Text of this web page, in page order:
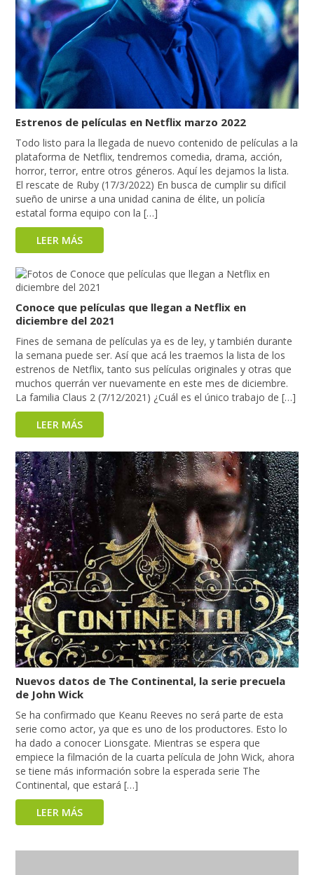
Estrenos de películas en Netflix marzo 2022
Todo listo para la llegada de nuevo contenido de películas a la
plataforma de Netflix, tendremos comedia, drama, acción,
horror, terror, entre otros géneros. Aquí les dejamos la lista.
El rescate de Ruby (17/3/2022) En busca de cumplir su difícil
sueño de unirse a una unidad canina de élite, un policía
estatal forma equipo con la […]
LEER MÁS
Conoce que películas que llegan a Netflix en
diciembre del 2021
Fines de semana de películas ya es de ley, y también durante
la semana puede ser. Así que acá les traemos la lista de los
estrenos de Netflix, tanto sus películas originales y otras que
muchos querrán ver nuevamente en este mes de diciembre.
La familia Claus 2 (7/12/2021) ¿Cuál es el único trabajo de […]
LEER MÁS
Nuevos datos de The Continental, la serie precuela
de John Wick
Se ha confirmado que Keanu Reeves no será parte de esta
serie como actor, ya que es uno de los productores. Esto lo
ha dado a conocer Lionsgate. Mientras se espera que
empiece la filmación de la cuarta película de John Wick, ahora
se tiene más información sobre la esperada serie The
Continental, que estará […]
LEER MÁS